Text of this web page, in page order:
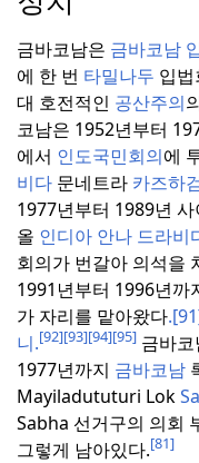
금바코남은 금바코남
에 한 번 타밀나두 입
대 호전적인 공산주의
코남은 1952년부터
에서 인도국민회의에
비다 문네트라 카즈하
1977년부터 1989년
올 인디아 안나 드라비
회의가 번갈아 의석을
1991년부터 1996년까
가 자리를 맡아왔다.
니.[92][93][94][95] 금바
1977년까지 금바코남
Mayiladututuri Lok
Sabha 선거구의 의회
그렇게 남아있다.[81]